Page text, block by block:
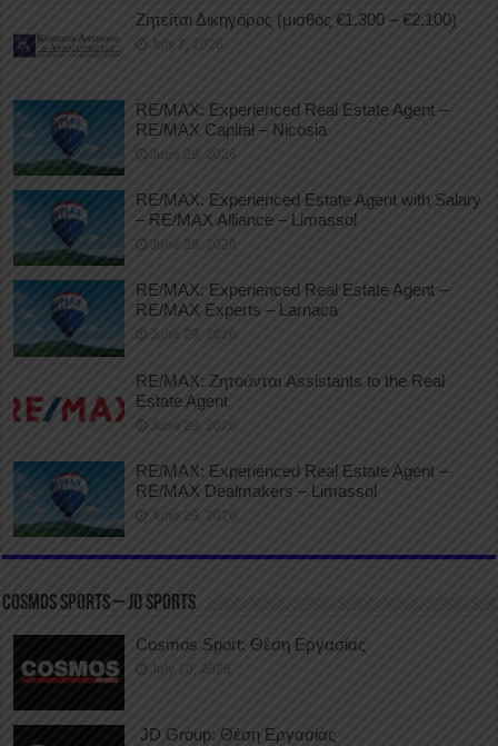
Ζητείται Δικηγόρος (μισθός €1.300 – €2.100)
July 7, 2026
RE/MAX: Experienced Real Estate Agent –
RE/MAX Capital – Nicosia
June 29, 2026
RE/MAX: Experienced Estate Agent with Salary
– RE/MAX Alliance – Limassol
June 29, 2026
RE/MAX: Experienced Real Estate Agent –
RE/MAX Experts – Larnaca
June 29, 2026
RE/MAX: Ζητούνται Assistants to the Real
Estate Agent
June 29, 2026
RE/MAX: Experienced Real Estate Agent –
RE/MAX Dealmakers – Limassol
June 29, 2026
COSMOS SPORTS – JD SPORTS
Cosmos Sport: Θέση Εργασίας
July 10, 2026
JD Group: Θέση Εργασίας